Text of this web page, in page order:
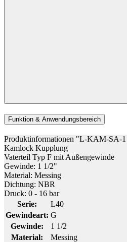
Funktion & Anwendungsbereich
Produktinformationen "L-KAM-SA-
Kamlock Kupplung
Vaterteil Typ F mit Außengewinde
Gewinde: 1 1/2"
Material: Messing
Dichtung: NBR
Druck: 0 - 16 bar
Serie:
L40
Gewindeart: G
Gewinde:
1 1/2
Material:
Messing